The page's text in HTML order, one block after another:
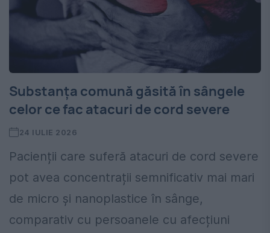
Substanța comună găsită în sângele
celor ce fac atacuri de cord severe
24 IULIE 2026
Pacienții care suferă atacuri de cord severe
pot avea concentrații semnificativ mai mari
de micro și nanoplastice în sânge,
comparativ cu persoanele cu afecțiuni